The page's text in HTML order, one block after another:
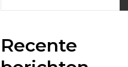
Recente